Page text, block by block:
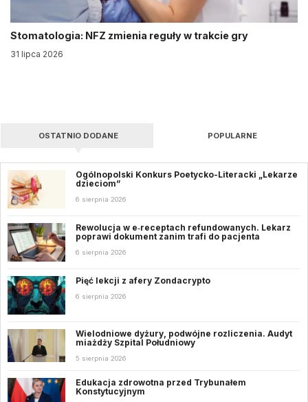
Stomatologia: NFZ zmienia reguły w trakcie gry
31 lipca 2026
OSTATNIO DODANE POPULARNE
Ogólnopolski Konkurs Poetycko-Literacki „Lekarze
dzieciom”
6 sierpnia 2026
Rewolucja w e‑receptach refundowanych. Lekarz
poprawi dokument zanim trafi do pacjenta
6 sierpnia 2026
Pięć lekcji z afery Zondacrypto
6 sierpnia 2026
Wielodniowe dyżury, podwójne rozliczenia. Audyt
miażdży Szpital Południowy
5 sierpnia 2026
Edukacja zdrowotna przed Trybunałem
Konstytucyjnym